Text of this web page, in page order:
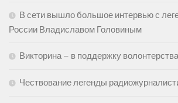
В сети вышло большое интервью с
России Владиславом Головиным
Викторина – в поддержку волонтерства
Чествование легенды